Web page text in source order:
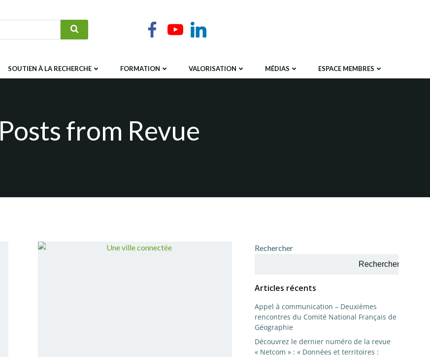
SOUTIEN À LA RECHERCHE FORMATION VALORISATION MÉDIAS ESPACE MEMBRES
Posts from Revue
Rechercher
Rechercher
Articles récents
Appel à communication – Deuxièmes
rencontres du Comité National Français de
Géographie
Découvrez le dernier numéro de la revue
« Netcom » : « Données et territoires :